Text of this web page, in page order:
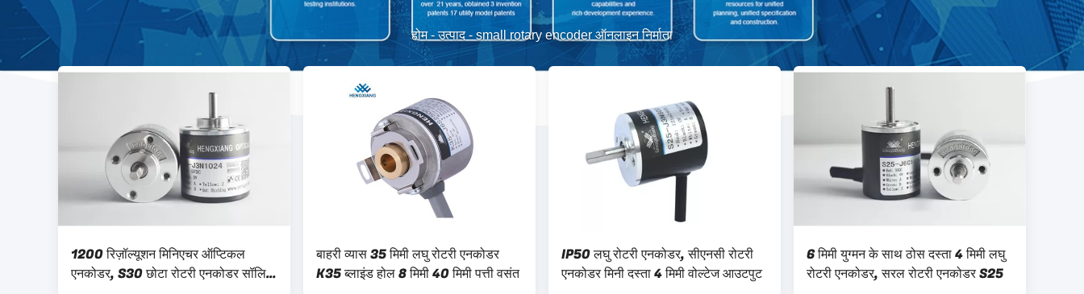
होम-उत्पाद- small rotary encoder ऑनलाइन निर्माता
1200 रिज़ॉल्यूशन मिनिएचर ऑप्टिकल
एनकोडर, S30 छोटा रोटरी एनकोडर सॉलिड
बाहरी व्यास 35 मिमी लघु रोटरी एनकोडर
K35 ब्लाइंड होल 8 मिमी 40 मिमी पत्ती वसंत
IP50 लघु रोटरी एनकोडर, सीएनसी रोटरी
एनकोडर मिनी दस्ता 4 मिमी वोल्टेज आउटपुट
6 मिमी युग्मन के साथ ठोस दस्ता 4 मिमी लघु
रोटरी एनकोडर, सरल रोटरी एनकोडर S25